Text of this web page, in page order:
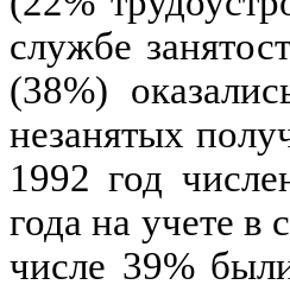
службе
(38%)
незанятых
1992 год
года на учете в
числе 39%